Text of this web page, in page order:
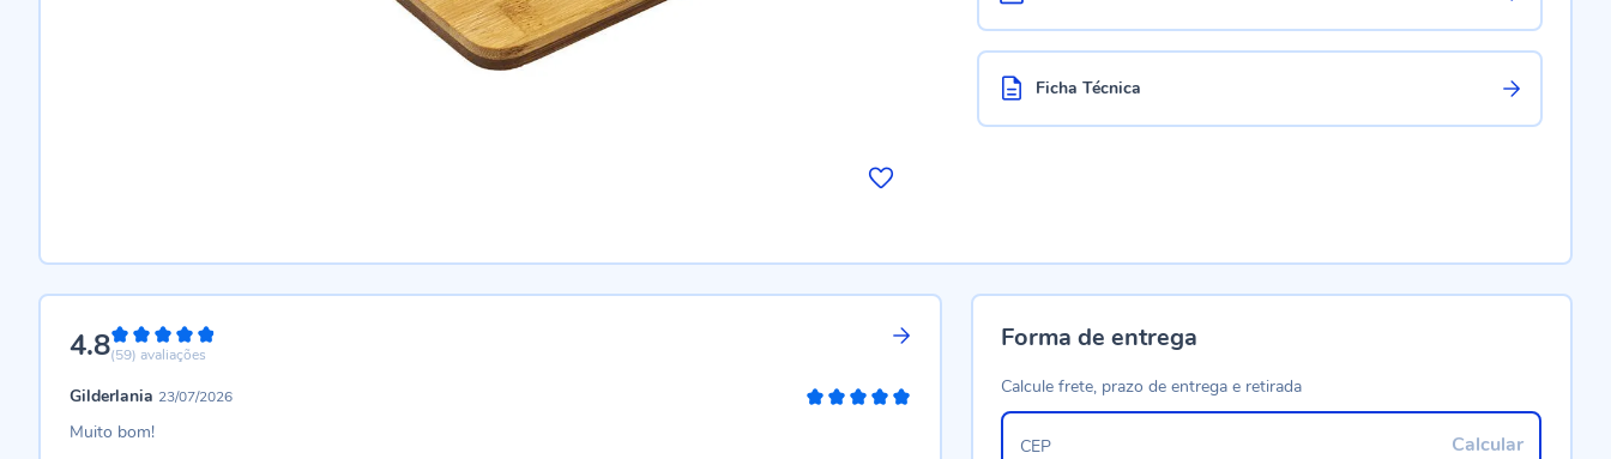
Ficha Técnica
4.896%
(59) avaliações
Gilderlania 23/07/2026
Muito bom!
Forma de entrega
Calcule frete, prazo de entrega e retirada
Calcular
CEP